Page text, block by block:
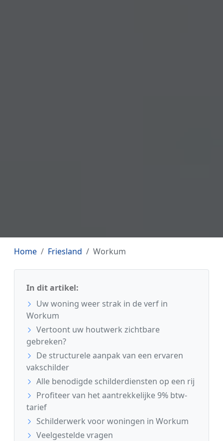
Home Friesland Workum
In dit artikel:
Uw woning weer strak in de verf in
Workum
Vertoont uw houtwerk zichtbare
gebreken?
De structurele aanpak van een ervaren
vakschilder
Alle benodigde schilderdiensten op een rij
Profiteer van het aantrekkelijke 9% btw-
tarief
Schilderwerk voor woningen in Workum
Veelgestelde vragen